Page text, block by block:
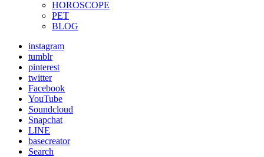
HOROSCOPE
PET
BLOG
instagram
tumblr
pinterest
twitter
Facebook
YouTube
Soundcloud
Snapchat
LINE
basecreator
Search